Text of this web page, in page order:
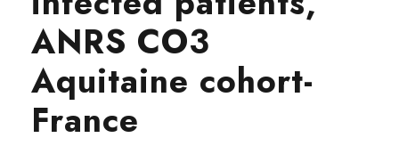
ANRS CO3
Aquitaine cohort-
France